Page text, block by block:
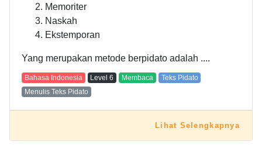
Memoriter
Naskah
Ekstemporan
Yang merupakan metode berpidato adalah ....
Bahasa Indonesia Level 6 Membaca
Teks Pidato
Menulis Teks Pidato
Lihat Selengkapnya